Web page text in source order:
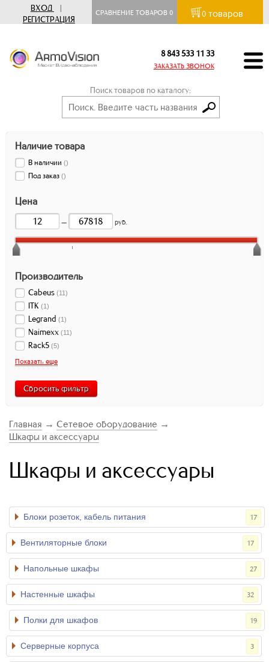
ВХОД
|
РЕГИСТРАЦИЯ
СРАВНЕНИЕ ТОВАРОВ0 0 товаров
8 843 533 11 33
ЗАКАЗАТЬ ЗВОНОК
Поиск товаров по каталогу:
Наличие товара
В наличии ()
Под заказ ()
Цена
— руб.
Производитель
Cabeus (11)
ITK (1)
Legrand (1)
Naimexx (11)
Rack5 (5)
Показать еще
Сбросить фильтр
Главная → Сетевое оборудование →
Шкафы и аксессуары
Шкафы и аксессуары
17
Блоки розеток, кабель питания
17
Вентиляторные блоки
27
Напольные шкафы
32
Настенные шкафы
19
Полки для шкафов
3
Серверные корпуса